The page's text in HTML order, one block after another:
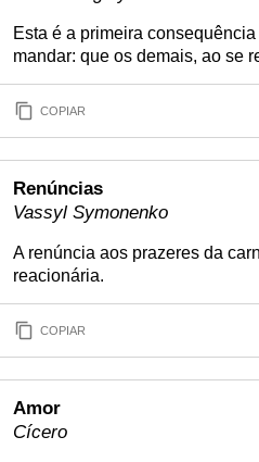
Esta é a primeira
mandar: que os demais, ao se
COPIAR
Renúncias
Vassyl Symonenko
A renúncia aos prazeres da
reacionária.
COPIAR
Amor
Cícero